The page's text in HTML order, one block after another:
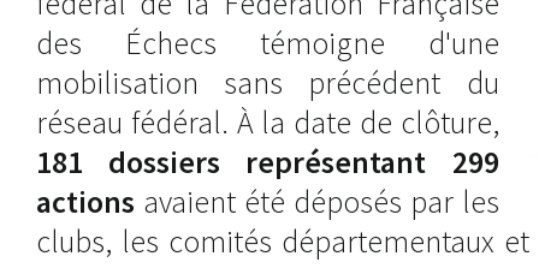
des Échecs témoigne d'une
mobilisation sans précédent du
réseau fédéral. À la date de clôture,
181 dossiers représentant 299
actions avaient été déposés par les
clubs, les comités départementaux